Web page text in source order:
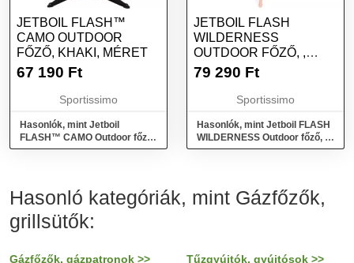
JETBOIL FLASH™
CAMO OUTDOOR
FŐZŐ, KHAKI, MÉRET
67 190 Ft
Sportissimo
Hasonlók, mint Jetboil
FLASH™ CAMO Outdoor főző,
khaki, méret
JETBOIL FLASH
WILDERNESS
OUTDOOR FŐZŐ, ,
MÉRET
79 290 Ft
Sportissimo
Hasonlók, mint Jetboil FLASH
WILDERNESS Outdoor főző, ,
méret
Hasonló kategóriák, mint Gázfőzők,
grillsütők:
Gázfőzők, gázpatronok >> Tűzgyújtók, gyújtósok >>